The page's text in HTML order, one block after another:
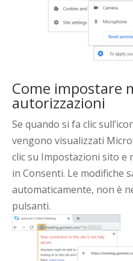
Come impostare
autorizzazioni
Se quando si fa clic
vengono visualizzati
clic su Impostazioni sito e
in Consenti. Le modifiche
automaticamente, non è
pulsanti.